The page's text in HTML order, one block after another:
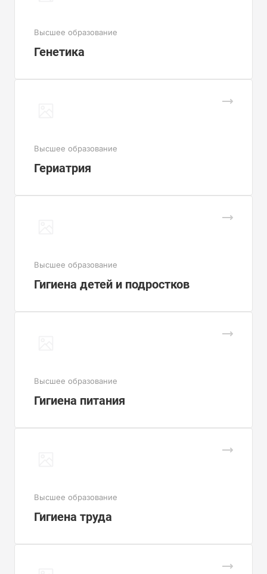
Высшее образование
Генетика
Высшее образование
Гериатрия
Высшее образование
Гигиена детей и подростков
Высшее образование
Гигиена питания
Высшее образование
Гигиена труда